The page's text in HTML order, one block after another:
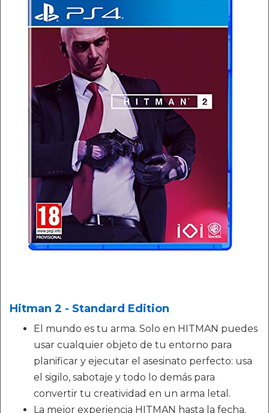
Hitman 2 - Standard Edition
El mundo es tu arma. Solo en HITMAN puedes
usar cualquier objeto de tu entorno para
planificar y ejecutar el asesinato perfecto: usa
el sigilo, sabotaje y todo lo demás para
convertir tu creatividad en un arma letal.
La mejor experiencia HITMAN hasta la fecha.